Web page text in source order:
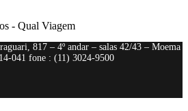
- Qual Viagem
817 – 4º andar – salas 42/43 – Moema
041 fone : (11) 3024-9500